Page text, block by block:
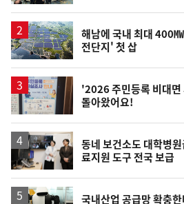
해남에 국내 최대 400
전단지' 첫 삽
'2026 주민등록 비대면
돌아왔어요!
동네 보건소도 대학병
료지원 도구 전국 보급
국내산업 공급망 확충